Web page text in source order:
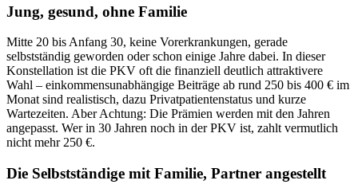
Jung, gesund, ohne Familie
Mitte 20 bis Anfang 30, keine Vorerkrankungen, gerade
selbstständig geworden oder schon einige Jahre dabei. In dieser
Konstellation ist die PKV oft die finanziell deutlich attraktivere
Wahl – einkommensunabhängige Beiträge ab rund 250 bis 400 € im
Monat sind realistisch, dazu Privatpatientenstatus und kurze
Wartezeiten. Aber Achtung: Die Prämien werden mit den Jahren
angepasst. Wer in 30 Jahren noch in der PKV ist, zahlt vermutlich
nicht mehr 250 €.
Die Selbstständige mit Familie, Partner angestellt